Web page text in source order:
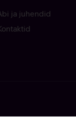
ja juhendid